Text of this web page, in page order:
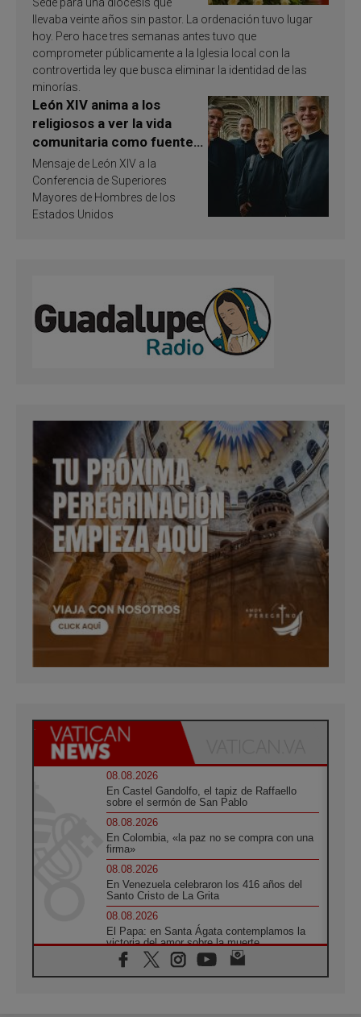
llevaba veinte años sin pastor. La ordenación tuvo lugar
hoy. Pero hace tres semanas antes tuvo que
comprometer públicamente a la Iglesia local con la
controvertida ley que busca eliminar la identidad de las
minorías.
León XIV anima a los
religiosos a ver la vida
comunitaria como fuente
de inspiración y
santificación
Mensaje de León XIV a la
Conferencia de Superiores
Mayores de Hombres de los
Estados Unidos
08.08.2026
En Castel Gandolfo, el tapiz de Raffaello
sobre el sermón de San Pablo
08.08.2026
En Colombia, «la paz no se compra con una
firma»
08.08.2026
En Venezuela celebraron los 416 años del
Santo Cristo de La Grita
08.08.2026
El Papa: en Santa Ágata contemplamos la
victoria del amor sobre la muerte
08.08.2026
León XIV visitará el Santuario de la Madre